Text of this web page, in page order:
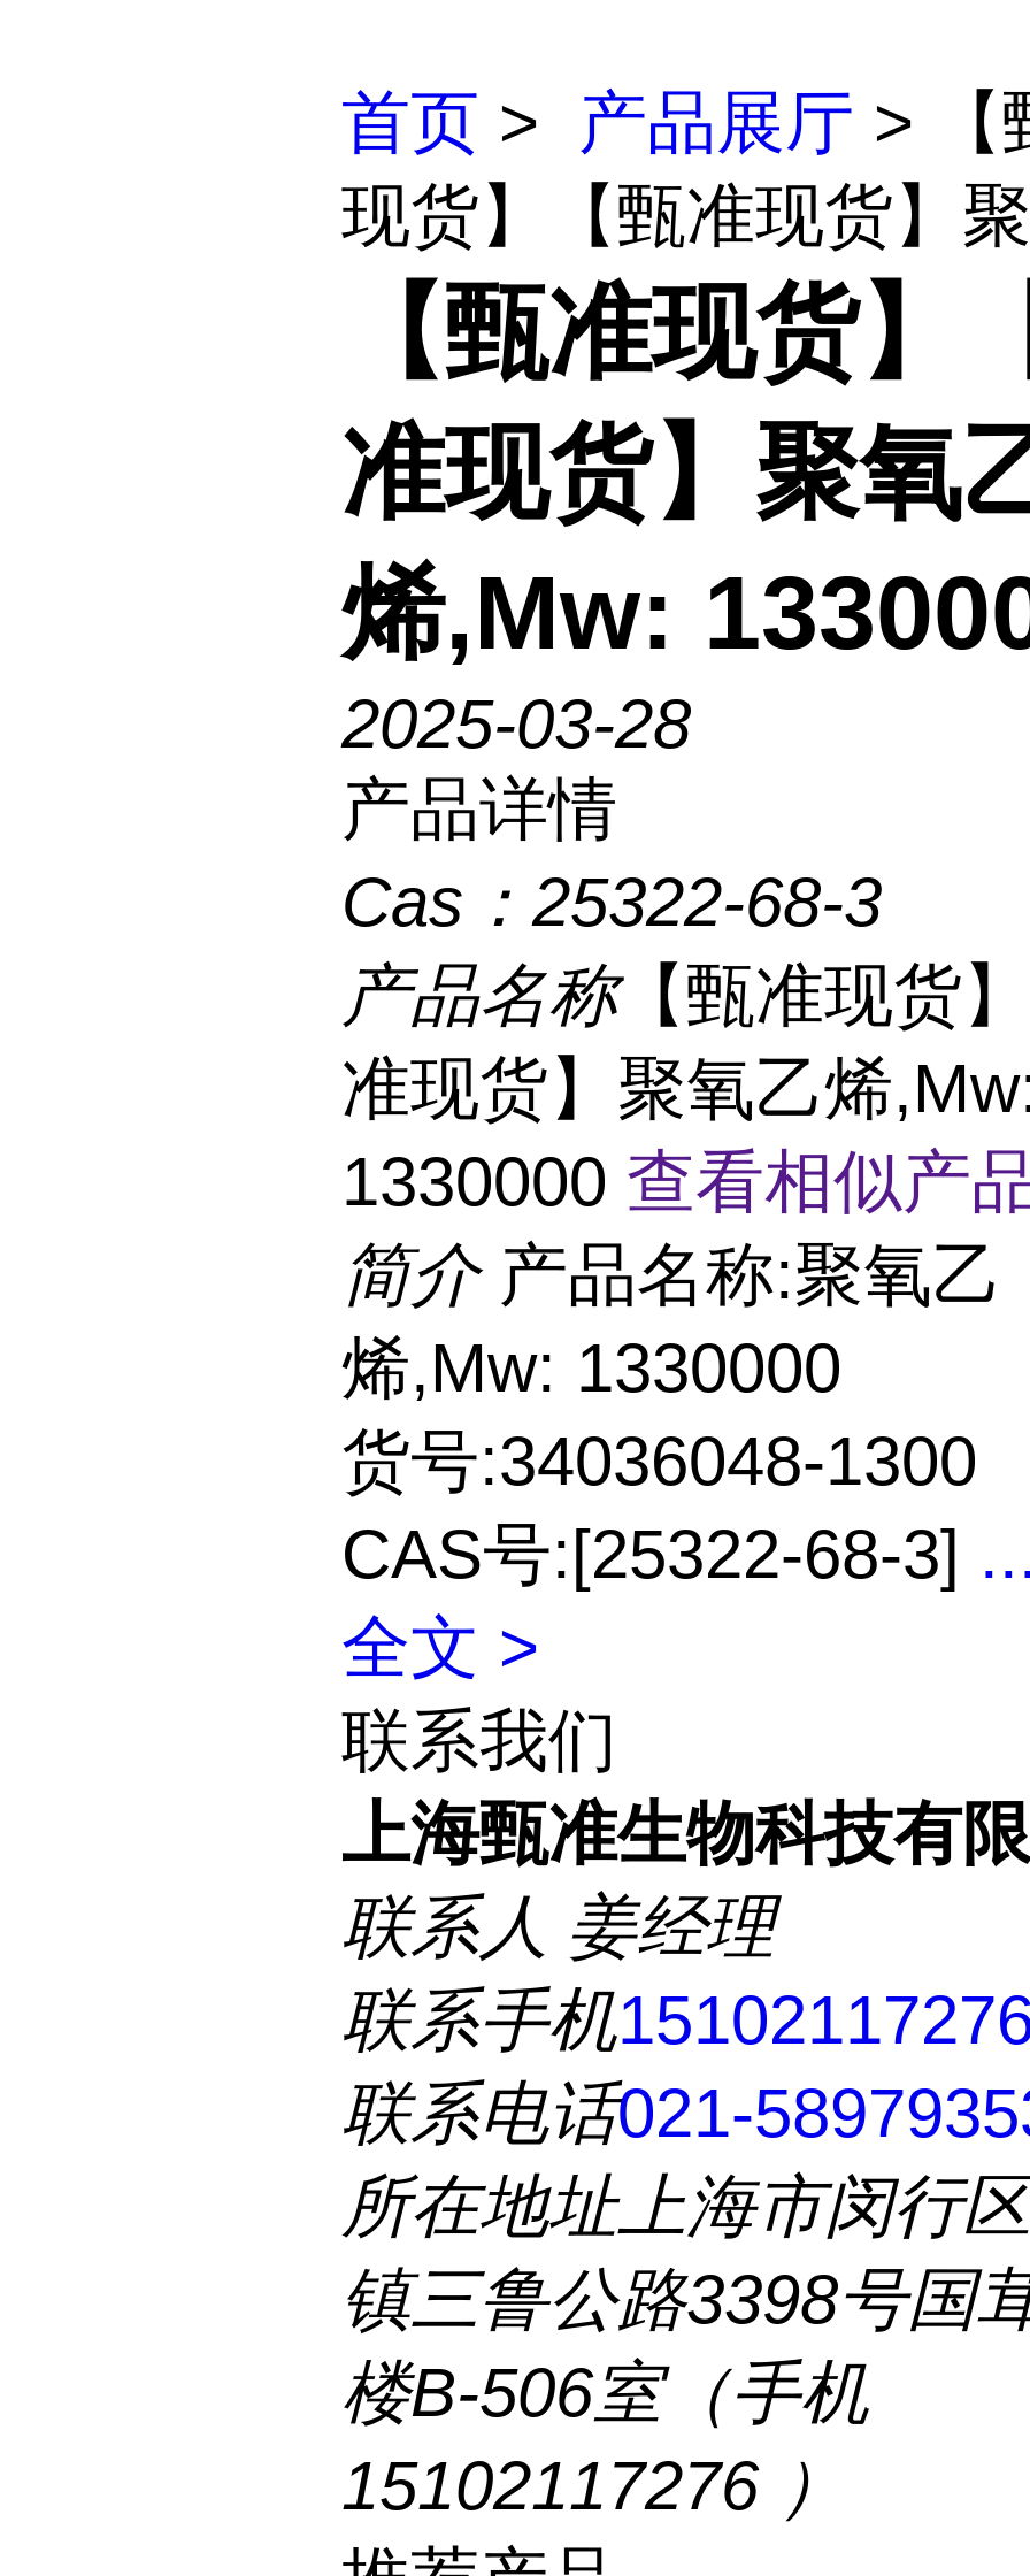
首页 > 产品展厅 > 【
现货】【甄准现货】
【甄准现货】
准现货】聚氧
烯,Mw:
2025-03-28
产品详情
Cas： 25322-68-3
产品名称【甄准现货
准现货】聚氧乙烯
1330000 查看相似产
简介 产品名称:聚氧乙
烯,Mw: 1330000
货号:34036048-1300
CAS号:[25322-68-3]
全文 >
联系我们
上海甄准生物科技有
联系人 姜经理
联系手机
联系电话021-
所在地址上海市闵行
镇三鲁公路3398号国
楼B-506室（手机
15102117276 ）